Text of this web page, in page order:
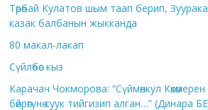
Төрөбай Кулатов шым таап берип,
казак балбанын жыкканда
80 макал-лакап
Сүйлөбөс кыз
Карачач Чокморова: “Сүймөнкул Көкөмерен
бөйрөгүнө суук тийгизип алган…”